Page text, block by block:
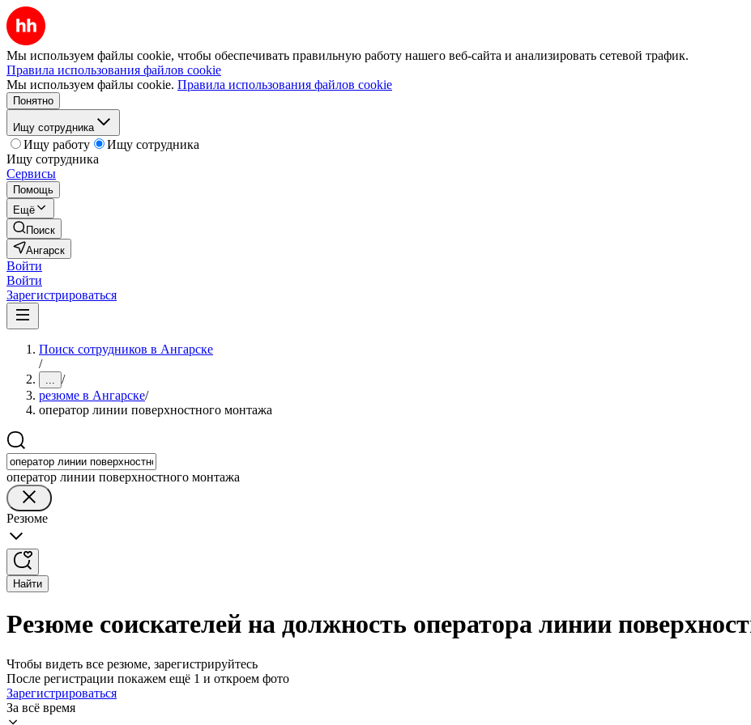
Мы используем файлы cookie, чтобы обеспечивать правильную работу нашего веб-сайта и анализировать сетевой трафик.
Правила использования файлов cookie
Мы используем файлы cookie. Правила использования файлов cookie
Понятно
Ищу сотрудника
Ищу работу
Ищу сотрудника
Ищу сотрудника
Сервисы
Помощь
Ещё
Поиск
Ангарск
Войти
Войти
Зарегистрироваться
Поиск сотрудников в Ангарске
/
... /
резюме в Ангарске/
оператор линии поверхностного монтажа
оператор линии поверхностного монтажа
Резюме
Найти
Резюме соискателей на должность оператора линии
Чтобы видеть все резюме, зарегистрируйтесь
После регистрации покажем ещё 1 и откроем фото
Зарегистрироваться
За всё время